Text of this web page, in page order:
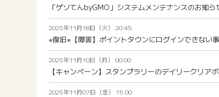
「ゲソてんbyGMO」システムメンテナンスのお
2025年11月18日（火） 20:45
※復旧※【障害】ポイントタウンにログインできない
2025年11月10日（月） 00:00
【キャンペーン】スタンプラリーのデイリークリ
2025年11月07日（金） 15:00